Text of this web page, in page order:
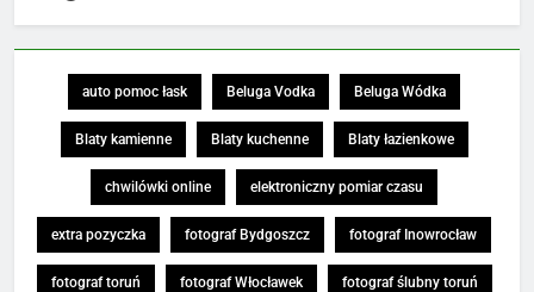
auto pomoc łask Beluga Vodka Beluga Wódka
Blaty kamienne Blaty kuchenne Blaty łazienkowe
chwilówki online elektroniczny pomiar czasu
extra pozyczka fotograf Bydgoszcz fotograf Inowrocław
fotograf toruń fotograf Włocławek fotograf ślubny toruń